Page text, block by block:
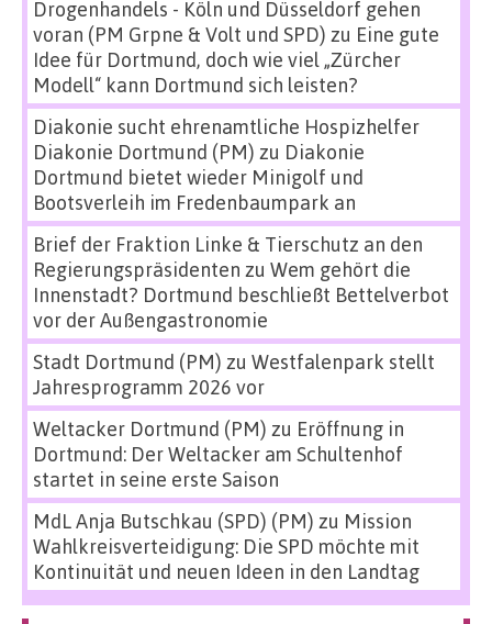
Drogenhandels - Köln und Düsseldorf gehen
voran (PM Grpne & Volt und SPD) zu Eine gute
Idee für Dortmund, doch wie viel „Zürcher
Modell“ kann Dortmund sich leisten?
Diakonie sucht ehrenamtliche Hospizhelfer
Diakonie Dortmund (PM) zu Diakonie
Dortmund bietet wieder Minigolf und
Bootsverleih im Fredenbaumpark an
Brief der Fraktion Linke & Tierschutz an den
Regierungspräsidenten zu Wem gehört die
Innenstadt? Dortmund beschließt Bettelverbot
vor der Außengastronomie
Stadt Dortmund (PM) zu Westfalenpark stellt
Jahresprogramm 2026 vor
Weltacker Dortmund (PM) zu Eröffnung in
Dortmund: Der Weltacker am Schultenhof
startet in seine erste Saison
MdL Anja Butschkau (SPD) (PM) zu Mission
Wahlkreisverteidigung: Die SPD möchte mit
Kontinuität und neuen Ideen in den Landtag